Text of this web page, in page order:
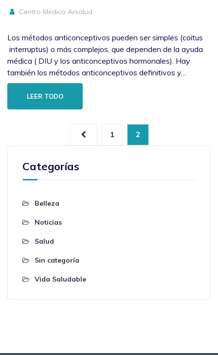
Centro Médico Arsalud
Los métodos anticonceptivos pueden ser simples (coitus
interruptus) o más complejos, que dependen de la ayuda
médica ( DIU y los anticonceptivos hormonales). Hay
también los métodos anticonceptivos definitivos y…
LEER TODO
1 2
Categorías
Belleza
Noticias
Salud
Sin categoría
Vida Saludable